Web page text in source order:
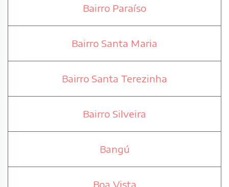
Bairro Paraíso
Bairro Santa Maria
Bairro Santa Terezinha
Bairro Silveira
Bangú
Boa Vista